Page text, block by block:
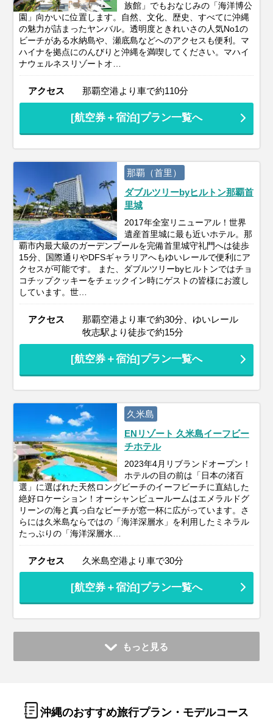
族館」でもおなじみの「海洋博公
園」向かいに位置します。自然、文化、歴史、すべてに沖縄
の魅力が詰まったヤンバル。透明度ときれいさの人気No1の
ビーチがある水納島や、瀬底島などへのアクセスも便利。マ
ハイナを拠点にのんびりと沖縄を満喫してください。マハイ
ナウェルネスリゾートオ…
アクセス 那覇空港より車で約110分
[航空券＋宿泊]プラン一覧へ
那覇（首里）
ダブルツリーbyヒルトン那覇首
里城
2017年全室リニューアル！世界
遺産首里城に最も近いホテル。那
覇市内最大級のガーデンプールを完備首里城守礼門へは徒歩
15分、国際通りやDFSギャラリアへもゆいレールで便利にア
クセスが可能です。 また、ダブルツリーbyヒルトンではチョ
コチップクッキーをチェックイン時にゲストの皆様にお渡し
しています。世…
アクセス
那覇空港より車で約30分、ゆいレール
牧志駅より徒歩で約15分
[航空券＋宿泊]プラン一覧へ
久米島
ENリゾート 久米島イーフビー
チホテル
2023年4月リブランドオープン！
ホテルの目の前は「日本の渚百
選」に選ばれた天然ロングビーチのイーフビーチに直結した
絶好ロケーション！オーシャンビュールームはエメラルドグ
リーンの海と真っ白なビーチが窓一杯に広がっています。さ
らには久米島ならではの「海洋深層水」を利用したミネラル
たっぷりの「海洋深層水…
アクセス 久米島空港より車で30分
[航空券＋宿泊]プラン一覧へ
もっと見る
沖縄のおすすめ旅行プラン・モデルコース